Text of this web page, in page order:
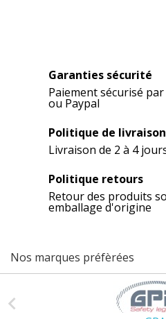
Garanties sécurité
Paiement sécurisé
ou Paypal
Politique de livraison
Livraison de 2 à 4
Politique retours
Retour des produits
emballage d'origine
Nos marques préfèrées
